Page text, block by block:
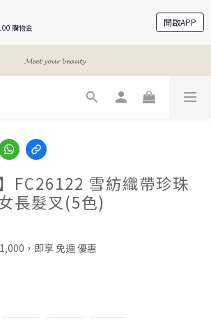
購物金 開啟APP
𝓐 𝓰𝓲𝓻𝓵𝓼 𝓫𝓮𝓼𝓽 𝓯𝓻𝓲𝓮𝓷𝓭𝓼
𝓐 𝓰𝓲𝓻𝓵𝓼 𝓫𝓮𝓼𝓽 𝓯𝓻𝓲𝓮𝓷𝓭𝓼
𝓜𝓮𝓮𝓽 𝔂𝓸𝓾𝓻 𝓫𝓮𝓪𝓾𝓽𝔂
𝓐 𝓰𝓲𝓻𝓵𝓼 𝓫𝓮𝓼𝓽 𝓯𝓻𝓲𝓮𝓷𝓭𝓼
FC26122 雪紡織帶珍珠
長髮叉(5色)
，即享 免運 優惠